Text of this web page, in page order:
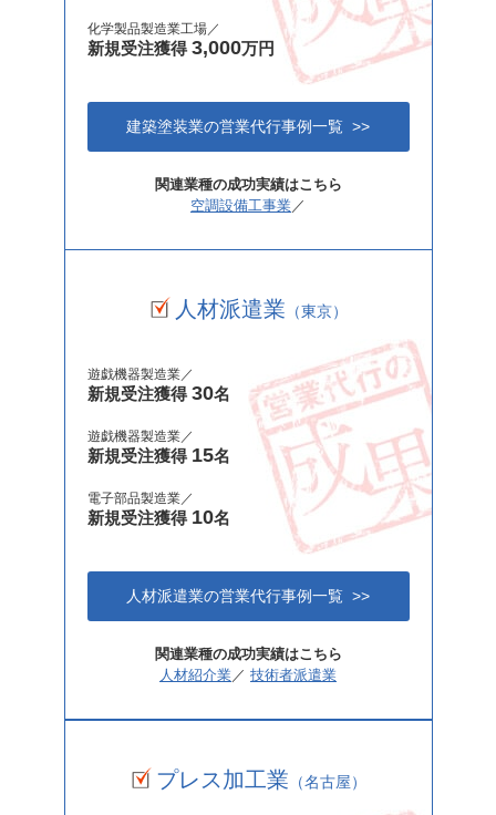
化学製品製造業工場／
新規受注獲得3,000万円
建築塗装業の営業代行事例一覧 >>
関連業種の成功実績はこちら
空調設備工事業 ／
人材派遣業 （東京）
遊戯機器製造業／
新規受注獲得30名
遊戯機器製造業／
新規受注獲得 15名
電子部品製造業／
新規受注獲得 10名
人材派遣業の営業代行事例一覧 >>
関連業種の成功実績はこちら
人材紹介業 ／ 技術者派遣業
プレス加工業 （名古屋）